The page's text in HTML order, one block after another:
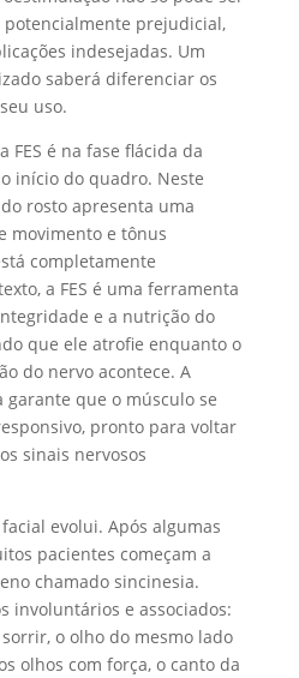
potencialmente prejudicial,
indesejadas. Um
saberá diferenciar os
uso.
é na fase flácida da
início do quadro. Neste
rosto apresenta uma
movimento e tônus
completamente
a FES é uma ferramenta
e a nutrição do
que ele atrofie enquanto o
do nervo acontece. A
que o músculo se
pronto para voltar
sinais nervosos
evolui. Após algumas
pacientes começam a
chamado sincinesia.
involuntários e associados:
o olho do mesmo lado
olhos com força, o canto da